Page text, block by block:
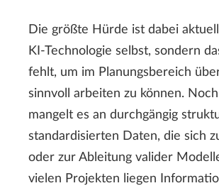
Die größte Hürde ist dabei
KI-Technologie selbst, sondern
fehlt, um im Planungsbereich
sinnvoll arbeiten zu können.
mangelt es an durchgängig
standardisierten Daten, die sich
oder zur Ableitung valider
vielen Projekten liegen